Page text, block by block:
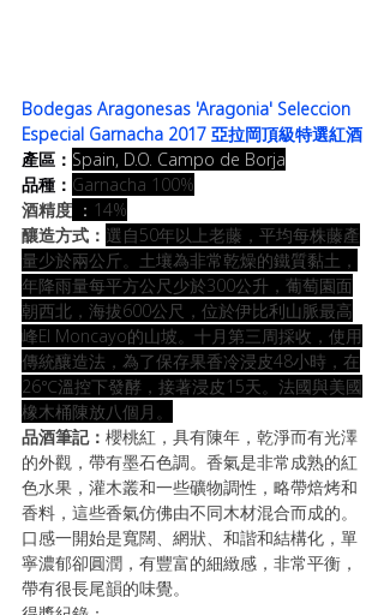
Bodegas Aragonesas 'Aragonia' Seleccion
Especial Garnacha 2017 亞拉岡頂級特選紅酒
產區： Spain, D.O. Campo de Borja
品種： Garnacha 100%
酒精度 ： 14%
釀造方式： 選自50年以上老藤，平均每株藤產
量少於兩公斤。土壤為非常乾燥的鐵質黏土，
年降雨量每平方公尺少於300公升，葡萄園面
朝西北，海拔600公尺，位於伊比利山脈最高
峰El Moncayo的山坡。十月第三周採收，使用
傳統釀造法，為了保存果香冷浸皮48小時，在
26℃溫控下發酵，接著浸皮15天。法國與美國
橡木桶陳放八個月。
品酒筆記： 櫻桃紅，具有陳年，乾淨而有光澤
的外觀，帶有墨石色調。香氣是非常成熟的紅
色水果，灌木叢和一些礦物調性，略帶焙烤和
香料，這些香氣仿佛由不同木材混合而成的。
口感一開始是寬闊、網狀、和諧和結構化，單
寧濃郁卻圓潤，有豐富的細緻感，非常平衡，
帶有很長尾韻的味覺。